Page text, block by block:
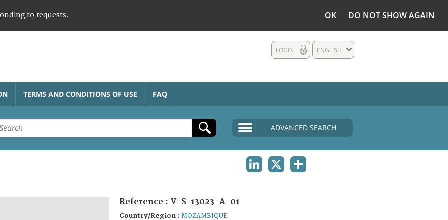
to requests. OK DO NOT SHOW AGAIN
ENGLISH
LOGIN
TERMS AND CONDITIONS OF USE FAQ
ADVANCED SEARCH
Reference : V-S-13023-A-01
Country/Region : MOZAMBIQUE